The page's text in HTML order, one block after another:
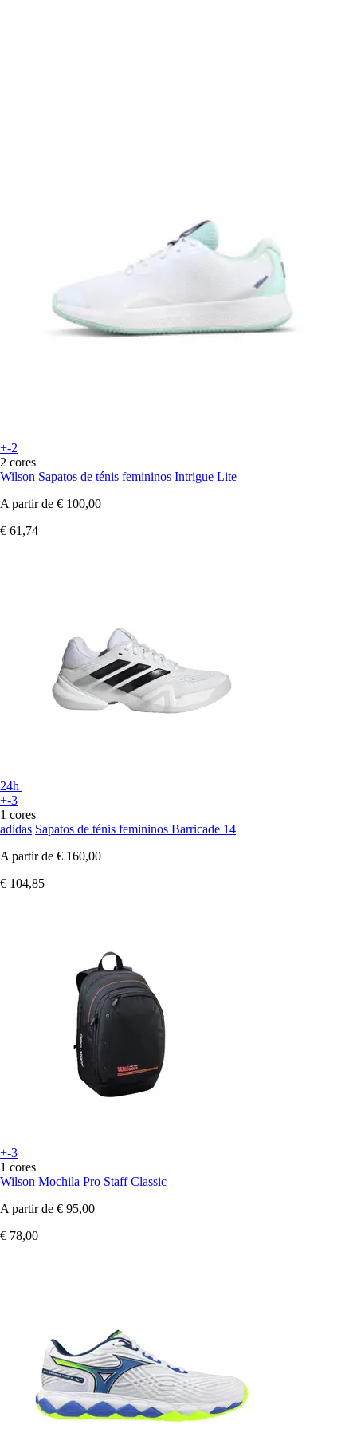
+-2
2 cores
Wilson Sapatos de ténis femininos Intrigue Lite
A partir de € 100,00
€ 61,74
24h
+-3
1 cores
adidas Sapatos de ténis femininos Barricade 14
A partir de € 160,00
€ 104,85
+-3
1 cores
Wilson Mochila Pro Staff Classic
A partir de € 95,00
€ 78,00